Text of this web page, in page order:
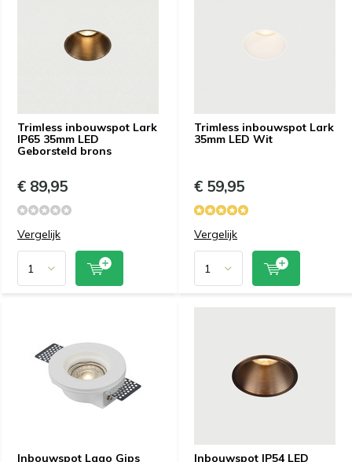
Trimless inbouwspot Lark
IP65 35mm LED
Geborsteld brons
€ 89,95
Vergelijk
Trimless inbouwspot Lark
35mm LED Wit
€ 59,95
Vergelijk
Inbouwspot Lago Gips Inbouwspot IP54 LED